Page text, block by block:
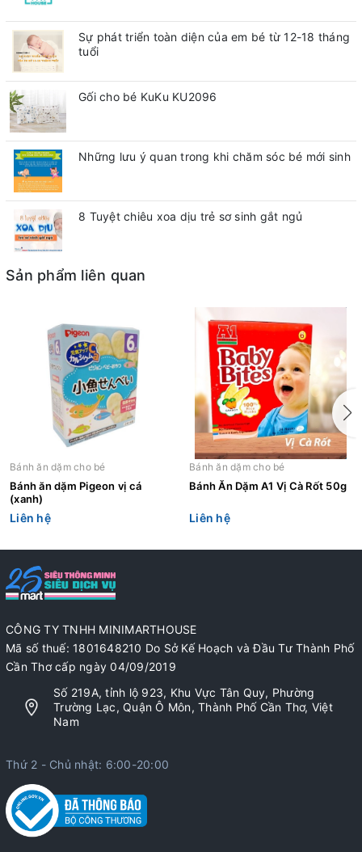
Sự phát triển toàn diện của em bé từ 12-18 tháng
tuổi
Gối cho bé KuKu KU2096
Những lưu ý quan trong khi chăm sóc bé mới sinh
8 Tuyệt chiêu xoa dịu trẻ sơ sinh gắt ngủ
Sản phẩm liên quan
Bánh ăn dặm cho bé
Bánh ăn dặm Pigeon vị cá
(xanh)
Liên hệ
Bánh ăn dặm cho bé
Bánh Ăn Dặm A1 Vị Cà Rốt 50g
Liên hệ
CÔNG TY TNHH MINIMARTHOUSE
Mã số thuế: 1801648210 Do Sở Kế Hoạch và Đầu Tư Thành Phố
Cần Thơ cấp ngày 04/09/2019
Số 219A, tỉnh lộ 923, Khu Vực Tân Quy, Phường
Trường Lạc, Quận Ô Môn, Thành Phố Cần Thơ, Việt
Nam
Thứ 2 - Chủ nhật: 6:00-20:00